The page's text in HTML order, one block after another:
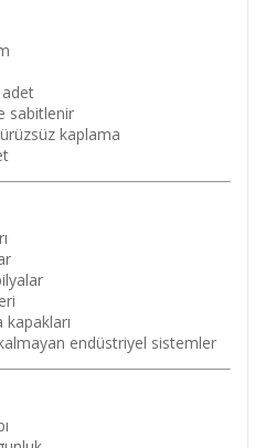
sabitlenir
kaplama
kapakları
endüstriyel sistemler